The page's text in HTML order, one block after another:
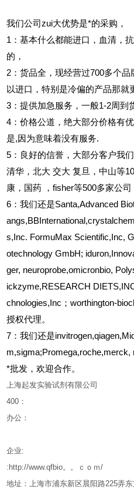
我们公司zui大优势是*的采购，
1 ：基本什么都能进口，血清，
的，
2 ：货品全，现经营过700多个
以进口，特别是冷偏的产品那就
3 ：提供加急服务，一般1-2周
4 ：价格公道，绝大部分价格有
是,因为意味着没有服务.
5 ：良好的信誉，大部分客户我
清华，北大 交大 复旦，中山等
康，国药
，fisher等500多家公司
6 ：我们还是Santa,Advanced
s,Inc. FormuMax Scientific,Inc,
otechnology GmbH;
ger, neuroprobe,omicronbio,
ickzyme,RESEARCH
chnologies,Inc；worthington-
授权代理。
7：我们还是
m,sigma;Promega,roche,merck,
*批发，欢迎合作。
上海起发实验试剂有限公司
400 ：
办公：
企业:
:http://www.qfbio。。ｃｏｍ/
地址：上海市浦东新区晨阳路225弄